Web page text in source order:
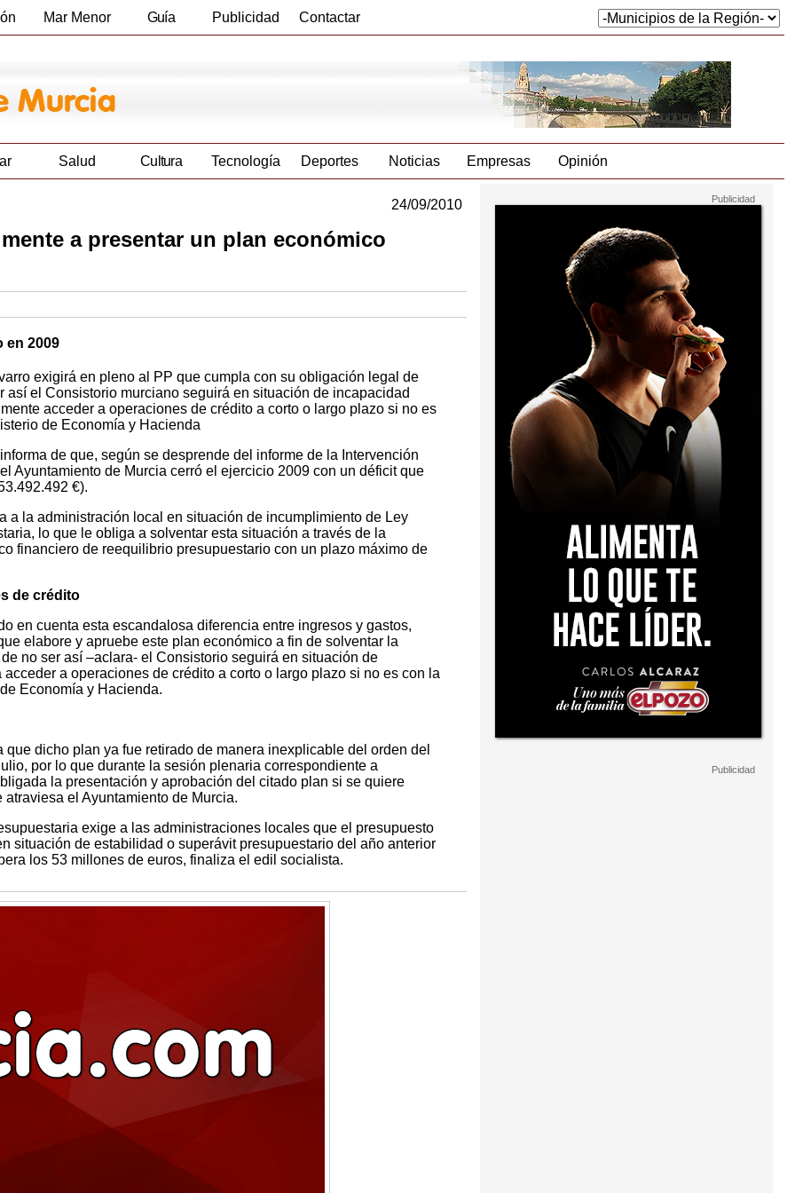
Mar Menor Guía Publicidad Contactar
Salud Cultura Tecnología Deportes Noticias Empresas Opinión
24/09/2010
a presentar un plan económico
en 2009
exigirá en pleno al PP que cumpla con su obligación legal de
así el Consistorio murciano seguirá en situación de incapacidad
acceder a operaciones de crédito a corto o largo plazo si no es
de Economía y Hacienda
de que, según se desprende del informe de la Intervención
Ayuntamiento de Murcia cerró el ejercicio 2009 con un déficit que
€).
a la administración local en situación de incumplimiento de Ley
lo que le obliga a solventar esta situación a través de la
financiero de reequilibrio presupuestario con un plazo máximo de
de crédito
en cuenta esta escandalosa diferencia entre ingresos y gastos,
elabore y apruebe este plan económico a fin de solventar la
no ser así –aclara- el Consistorio seguirá en situación de
a operaciones de crédito a corto o largo plazo si no es con la
Economía y Hacienda.
dicho plan ya fue retirado de manera inexplicable del orden del
por lo que durante la sesión plenaria correspondiente a
la presentación y aprobación del citado plan si se quiere
el Ayuntamiento de Murcia.
exige a las administraciones locales que el presupuesto
situación de estabilidad o superávit presupuestario del año anterior
los 53 millones de euros, finaliza el edil socialista.